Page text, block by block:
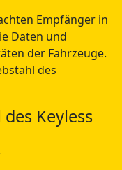
Empfänger in
Daten und
der Fahrzeuge.
des
Keyless